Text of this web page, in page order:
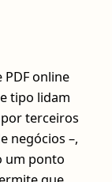
PDF online
tipo lidam
terceiros
negócios –,
um ponto